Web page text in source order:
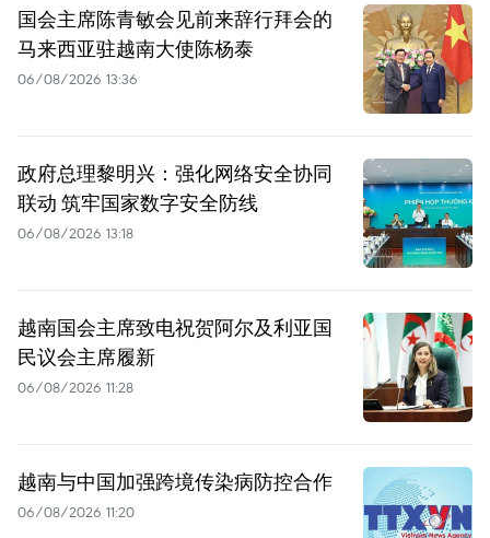
国会主席陈青敏会见前来辞行拜会的
马来西亚驻越南大使陈杨泰
06/08/2026 13:36
政府总理黎明兴：强化网络安全协同
联动 筑牢国家数字安全防线
06/08/2026 13:18
越南国会主席致电祝贺阿尔及利亚国
民议会主席履新
06/08/2026 11:28
越南与中国加强跨境传染病防控合作
06/08/2026 11:20